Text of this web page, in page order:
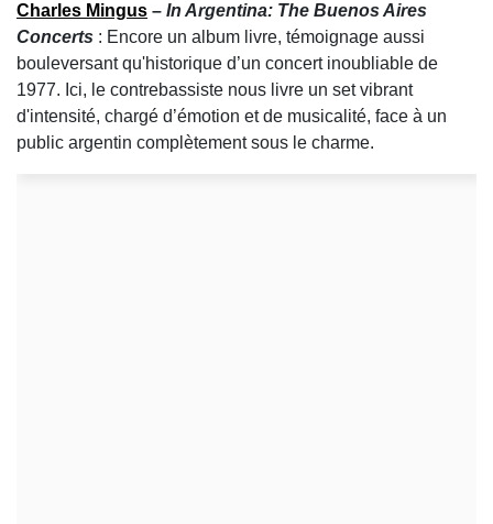
Charles Mingus – In Argentina: The Buenos Aires
Concerts : Encore un album livre, témoignage aussi
bouleversant qu'historique d’un concert inoubliable de
1977. Ici, le contrebassiste nous livre un set vibrant
d'intensité, chargé d’émotion et de musicalité, face à un
public argentin complètement sous le charme.